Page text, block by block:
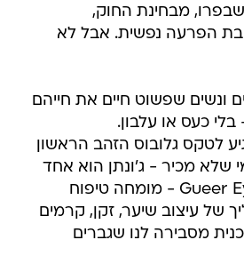
מבחינת החוק,
הפרעה נפשית. אבל לא
ונשים שפשוט חיים את חייהם
כעס או עלבון.
לטקס גלובוס הזהב הראשון
שלא מכיר - ג'ונתן הוא אחד
הגורואים בסדרה Gueer Eye - מומחה טיפוח
של עיצוב שיער, זקן, קרמים
מסבירה לנו שגברים